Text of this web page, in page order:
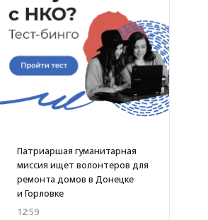
Патриаршая гуманитарная
миссия ищет волонтеров для
ремонта домов в Донецке
и Горловке
12:59